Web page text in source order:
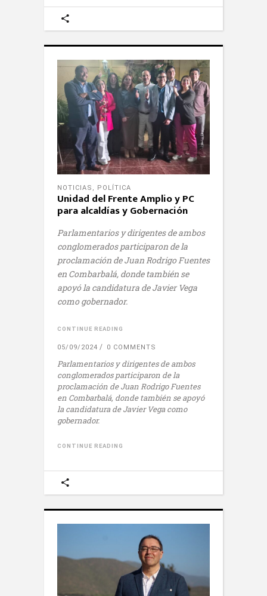
NOTICIAS , POLÍTICA
Unidad del Frente Amplio y PC
para alcaldías y Gobernación
Parlamentarios y dirigentes de ambos
conglomerados participaron de la
proclamación de Juan Rodrigo Fuentes
en Combarbalá, donde también se
apoyó la candidatura de Javier Vega
como gobernador.
CONTINUE READING
05/09/2024 0 COMMENTS
Parlamentarios y dirigentes de ambos
conglomerados participaron de la
proclamación de Juan Rodrigo Fuentes
en Combarbalá, donde también se apoyó
la candidatura de Javier Vega como
gobernador.
CONTINUE READING